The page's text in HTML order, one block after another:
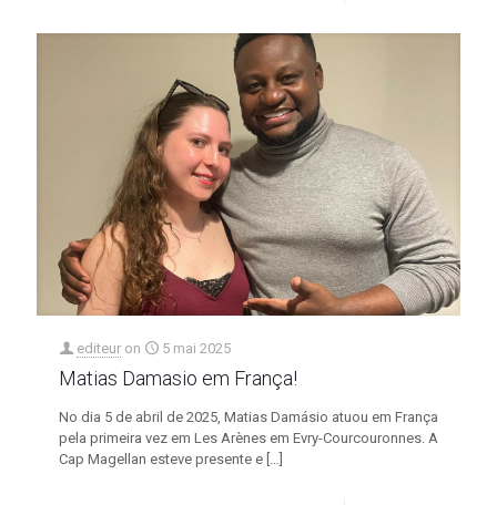
editeur on 5 mai 2025
Matias Damasio em França!
No dia 5 de abril de 2025, Matias Damásio atuou em França
pela primeira vez em Les Arènes em Evry-Courcouronnes. A
Cap Magellan esteve presente e